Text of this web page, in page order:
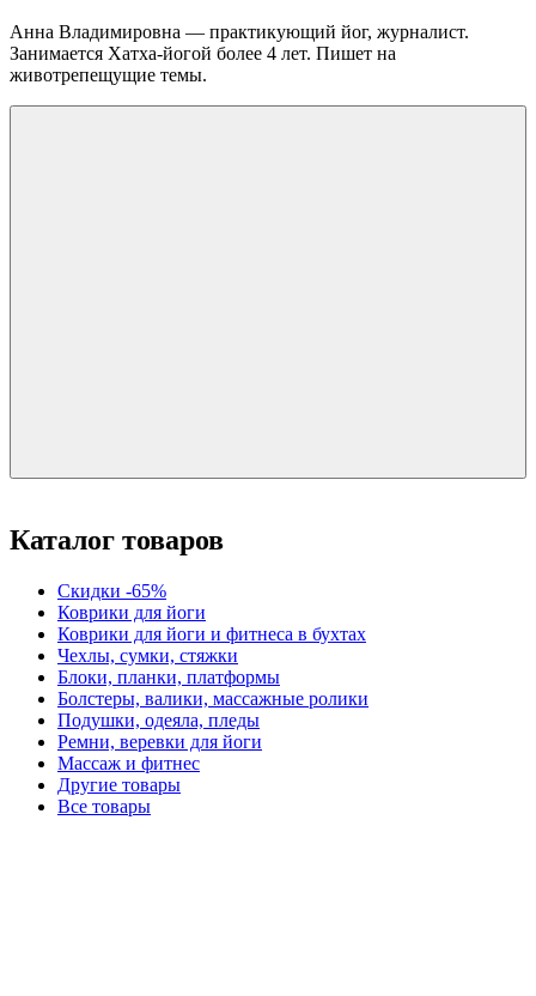
Анна Владимировна — практикующий йог, журналист.
Занимается Хатха-йогой более 4 лет. Пишет на
животрепещущие темы.
Каталог товаров
Скидки -65%
Коврики для йоги
Коврики для йоги и фитнеса в бухтах
Чехлы, сумки, стяжки
Блоки, планки, платформы
Болстеры, валики, массажные ролики
Подушки, одеяла, пледы
Ремни, веревки для йоги
Массаж и фитнес
Другие товары
Все товары